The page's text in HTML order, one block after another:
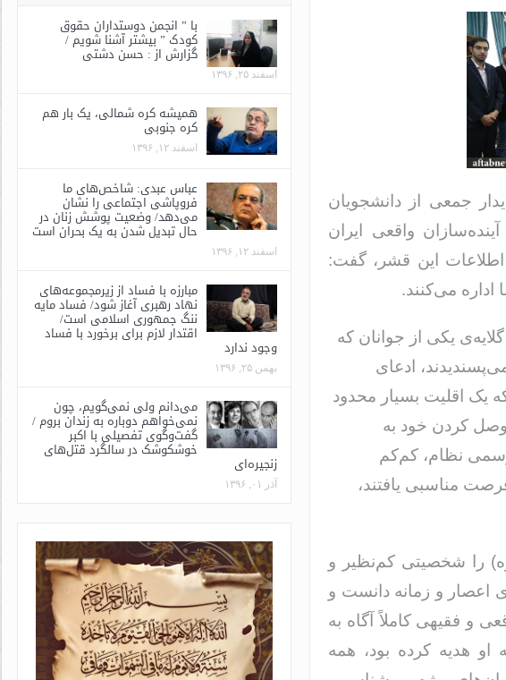
جمعی از دانشجویان
واقعی ایران
این قشر، گفت:
اداره می‌کنند.
یکی از جوانان که
ادعای
یک اقلیت بسیار محدود
وصل کردن خود به
رسمی نظام، کم‌کم
مناسبی یافتند،
را شخصیتی کم‌نظیر و
اعصار و زمانه دانست و
و فقیهی کاملاً آگاه به
هدیه کرده بود، همه
با ” انجمن دوستداران حقوق
کودک ” بیشتر آشنا شویم /
گزارش از : حسن دشتی
اسفند ۲۵, ۱۳۹۶
همیشه کره شمالی، یک بار هم
کره جنوبی
اسفند ۱۲, ۱۳۹۶
عباس عبدی: شاخص‌های ما
فروپاشی اجتماعی را نشان
می‌دهد/ وضعیت پوشش زنان در
حال تبدیل شدن به یک بحران است
اسفند ۱۲, ۱۳۹۶
مبارزه با فساد از زیرمجموعه‌های
نهاد رهبری آغاز شود/ فساد مایه
ننگ جمهوری اسلامی است/
اقتدار لازم برای برخورد با فساد
وجود ندارد
بهمن ۲۵, ۱۳۹۶
می‌دانم ولی نمی‌گویم، چون
نمی‌خواهم دوباره به زندان بروم /
گفت‌وگوی تفصیلی با اکبر
خوشکوشک در سالگرد قتل‌های
زنجیره‌ای
آذر ۰۱, ۱۳۹۶